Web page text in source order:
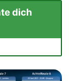
dich